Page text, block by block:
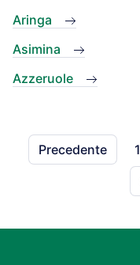
Aringa
Asimina
Azzeruole
Precedente 1